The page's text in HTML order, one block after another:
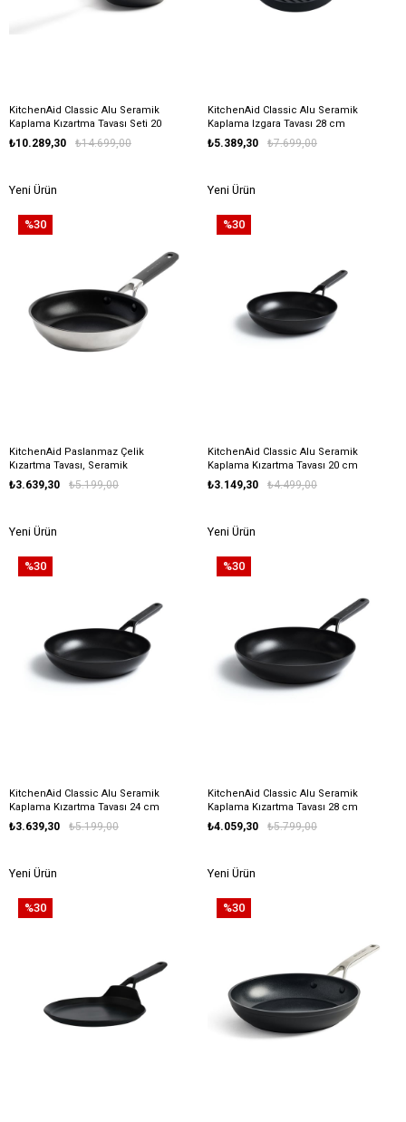
KitchenAid Classic Alu Seramik
Kaplama Kızartma Tavası Seti 20
cm + 24 cm + 28 cm
₺10.289,30 ₺14.699,00
Yeni Ürün
KitchenAid Classic Alu Seramik
Kaplama Izgara Tavası 28 cm
₺5.389,30 ₺7.699,00
Yeni Ürün
KitchenAid Paslanmaz Çelik
Kızartma Tavası, Seramik
Kaplama 20 cm
₺3.639,30 ₺5.199,00
Yeni Ürün
%30
KitchenAid Classic Alu Seramik
Kaplama Kızartma Tavası 20 cm
₺3.149,30 ₺4.499,00
Yeni Ürün
%30
KitchenAid Classic Alu Seramik
Kaplama Kızartma Tavası 24 cm
₺3.639,30 ₺5.199,00
Yeni Ürün
%30
KitchenAid Classic Alu Seramik
Kaplama Kızartma Tavası 28 cm
₺4.059,30 ₺5.799,00
Yeni Ürün
%30
%30 %30